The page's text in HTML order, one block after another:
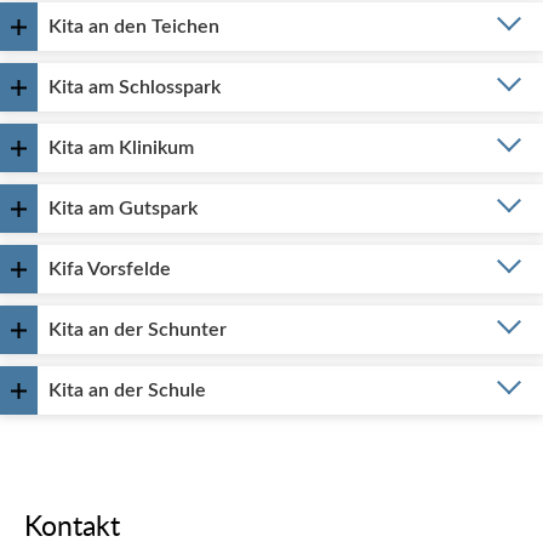
Kita an den Teichen
Kita am Schlosspark
Kita am Klinikum
Kita am Gutspark
Kifa Vorsfelde
Kita an der Schunter
Kita an der Schule
Kontakt